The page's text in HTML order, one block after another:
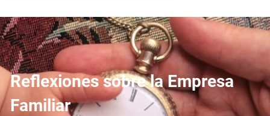
Reflexiones sobre la Empresa
Familiar